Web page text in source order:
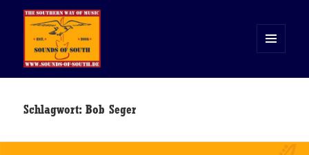
WIDGETS
Schlagwort:Bob Seger